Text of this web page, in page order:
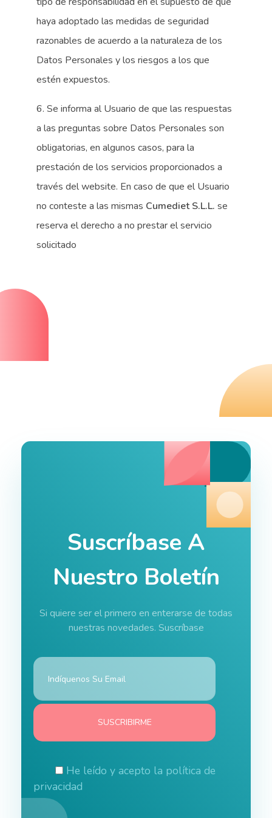
haya adoptado las medidas de seguridad
razonables de acuerdo a la naturaleza de los
Datos Personales y los riesgos a los que
estén expuestos.
6. Se informa al Usuario de que las respuestas
a las preguntas sobre Datos Personales son
obligatorias, en algunos casos, para la
prestación de los servicios proporcionados a
través del website. En caso de que el Usuario
no conteste a las mismas Cumediet S.L.L. se
reserva el derecho a no prestar el servicio
solicitado
Suscríbase A
Nuestro Boletín
Si quiere ser el primero en enterarse de todas
nuestras novedades. Suscríbase
He leído y acepto la política de
privacidad